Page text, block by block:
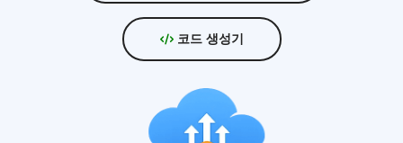
코드 생성기